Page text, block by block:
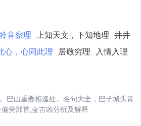
音察理 上知天文，下知地理 井井
心，心同此理 居敬穷理
入情入理
巴山重叠相逢处。名句大全，巴子城头青
旁部首,金吉凶分析及解释